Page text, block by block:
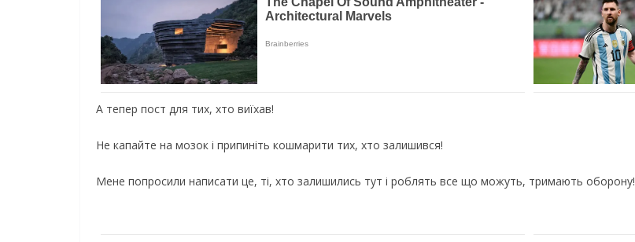
А тепер пост для тих, хто виїхав!
Не капайте на мозок і припиніть кошмарити тих, хто залишився!
Мене попросили написати це, ті, хто залишились тут і роблять все що можуть, тримають оборону!